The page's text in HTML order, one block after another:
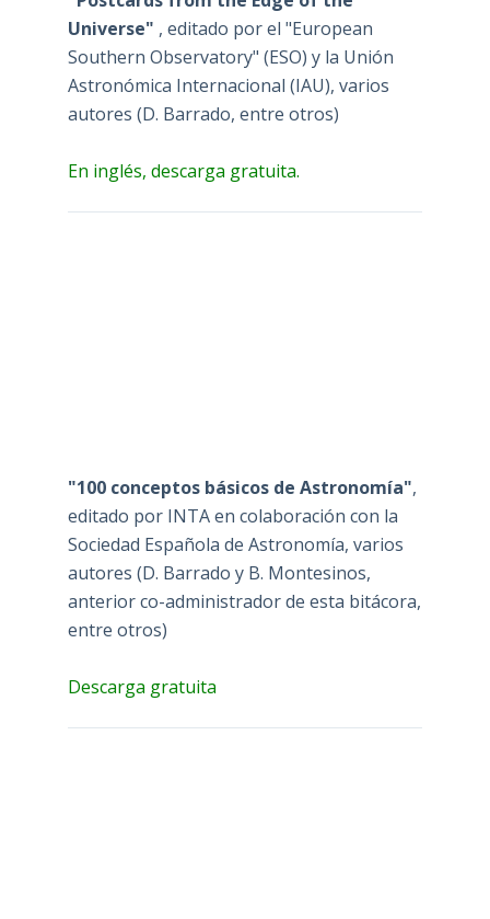
Universe" , editado por el "European
Southern Observatory" (ESO) y la Unión
Astronómica Internacional (IAU), varios
autores (D. Barrado, entre otros)
En inglés, descarga gratuita.
"100 conceptos básicos de Astronomía",
editado por INTA en colaboración con la
Sociedad Española de Astronomía, varios
autores (D. Barrado y B. Montesinos,
anterior co-administrador de esta bitácora,
entre otros)
Descarga gratuita